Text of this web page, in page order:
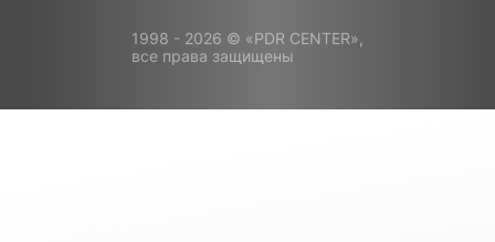
1998 - 2026 © «PDR CENTER»,
все права защищены